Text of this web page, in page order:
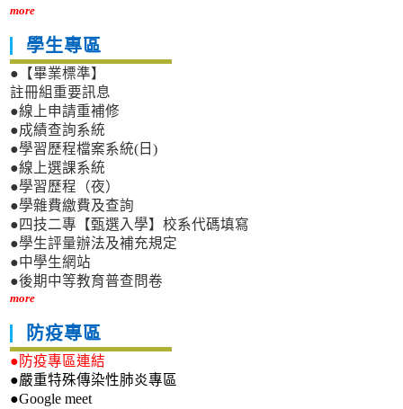
more
學生專區
●【畢業標準】
註冊組重要訊息
●線上申請重補修
●成績查詢系統
●學習歷程檔案系統(日)
●線上選課系統
●學習歷程（夜）
●學雜費繳費及查詢
●四技二專【甄選入學】校系代碼填寫
●學生評量辦法及補充規定
●中學生網站
●後期中等教育普查問卷
more
防疫專區
●防疫專區連結
●嚴重特殊傳染性肺炎專區
●Google meet